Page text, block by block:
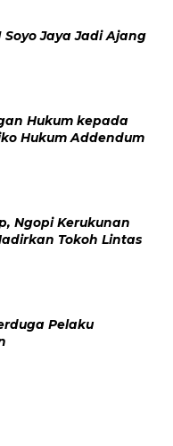
Soyo Jaya Jadi Ajang
Hukum kepada
Hukum Addendum
Ngopi Kerukunan
Tokoh Lintas
Pelaku